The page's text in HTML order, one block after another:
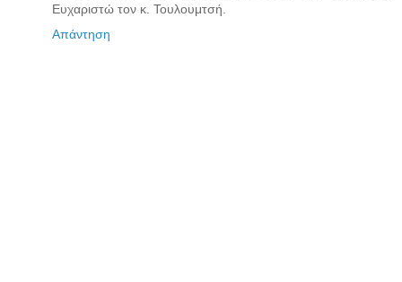
Ευχαριστώ τον κ. Τουλουμτσή.
Απάντηση